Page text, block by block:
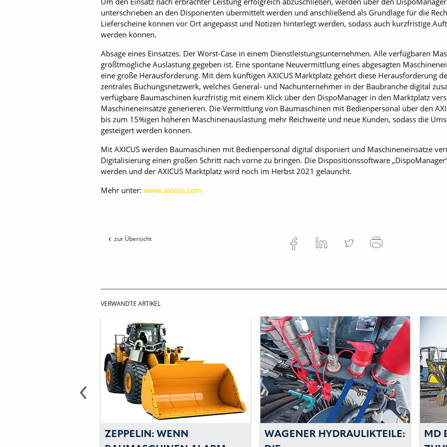
unterschrieben an den Disponenten übermittelt werden und anschließend als Grundlage für die
Lieferscheine können vor Ort angepasst und Notizen hinterlegt werden, sodass auch kurzfristige
werden können.
Absage eines Einsatzes. Der Worst-Case in einem Dienstleistungsunternehmen. Alle verfügbaren
größtmögliche Auslastung gegeben ist. Eine spontane Neuvermittlung eines abgesagten
eine große Herausforderung. Mit dem künftigen AXICUS Marktplatz gehört diese Herausforderung
zentrales Buchungsnetzwerk, welches General- und Nachunternehmer in der Baubranche digital
verfügbare Baumaschinen kurzfristig mit einem Klick über den DispoManager in den Marktplatz
Maschineneinsätze generieren. Die Vermittlung von Baumaschinen mit Bedienpersonal über den
bis zum 15%igen höheren Maschinenauslastung mehr Reichweite und neue Kunden, sodass die
gesteigert werden können.
Mit AXICUS werden Baumaschinen mit Bedienpersonal digital disponiert und Maschineneinsätze
Digitalisierung einen großen Schritt nach vorne zu bringen. Die Dispositionssoftware
werden und der AXICUS Marktplatz wird noch im Herbst 2021 gelauncht.
Mehr unter: www.axicus.com
zur Übersicht
VERWANDTE ARTIKEL
ZEPPELIN: WENN
WAGENER HYDRAULIKTEILE:
MD